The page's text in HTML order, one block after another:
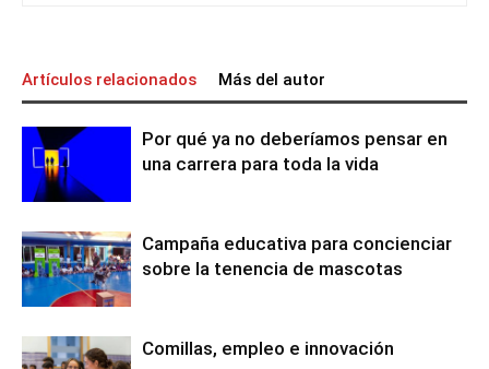
Artículos relacionados Más del autor
Por qué ya no deberíamos pensar en
una carrera para toda la vida
Campaña educativa para concienciar
sobre la tenencia de mascotas
Comillas, empleo e innovación